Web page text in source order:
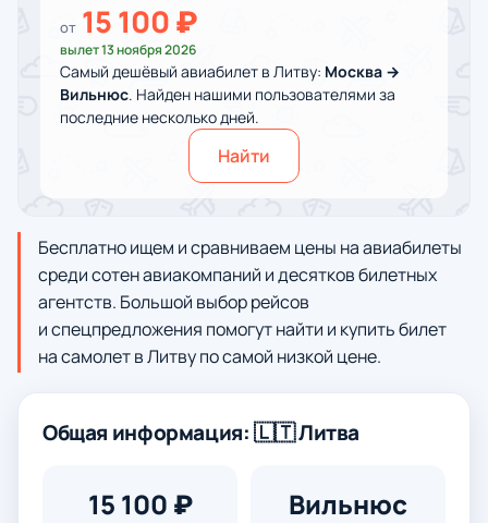
от 15 100 ₽
вылет 13 ноября 2026
Самый дешёвый авиабилет в Литву: Москва →
Вильнюс. Найден нашими пользователями за
последние несколько дней.
Найти
Бесплатно ищем и сравниваем цены на авиабилеты
среди сотен авиакомпаний и десятков билетных
агентств. Большой выбор рейсов
и спецпредложения помогут найти и купить билет
на самолет в Литву по самой низкой цене.
Общая информация: 🇱🇹 Литва
15 100 ₽ Вильнюс